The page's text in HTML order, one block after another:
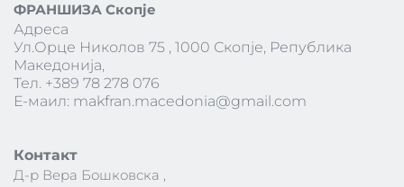
ФРАНШИЗА Скопје
Адреса
Ул.Орце Николов 75 , 1000 Скопје, Република
Македонија,
Тел. +389 78 278 076
Е-маил: makfran.macedonia@gmail.com
Контакт
Д-р Вера Бошковска ,